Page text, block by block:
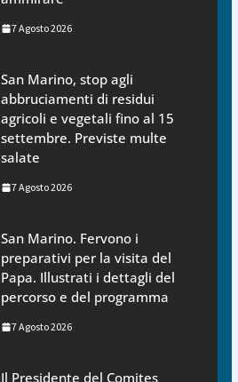
7 Agosto 2026
San Marino, stop agli
abbruciamenti di residui
agricoli e vegetali fino al 15
settembre. Previste multe
salate
7 Agosto 2026
San Marino. Fervono i
preparativi per la visita del
Papa. Illustrati i dettagli del
percorso e del programma
7 Agosto 2026
Il Presidente del Comites